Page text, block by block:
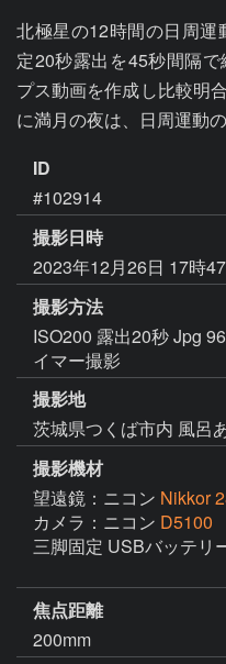
北極星の12時間の日周運
定20秒露出を45秒間隔
プス動画を作成し比較明
に満月の夜は、日周運動
ID
#102914
撮影日時
2023年12月26日 17時
撮影方法
ISO200 露出20秒 Jpg
イマー撮影
撮影地
茨城県つくば市内 風呂
撮影機材
望遠鏡：ニコン Nikkor
カメラ：ニコン D5100
三脚固定 USBバッテリ
焦点距離
200mm